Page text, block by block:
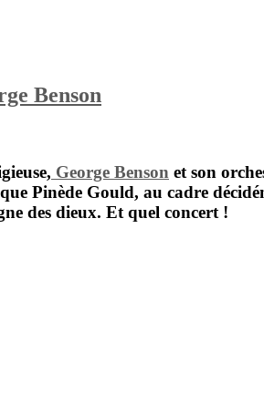
Benson
George Benson et son
Pinède Gould, au cadre
des dieux. Et quel concert !